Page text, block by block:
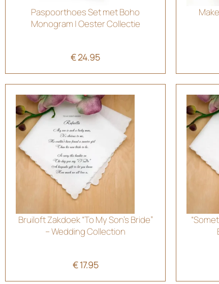
Paspoorthoes Set met Boho
Monogram | Oester Collectie
€24.95
Bruiloft Zakdoek “To My Son’s Bride”
– Wedding Collection
€17.95